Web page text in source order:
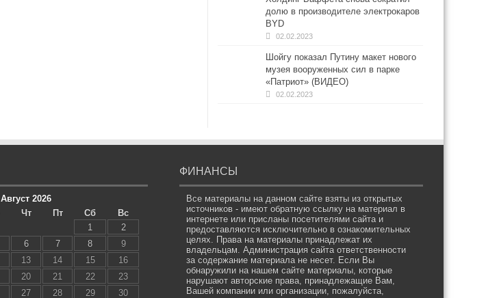
долю в производителе электрокаров
BYD
02.02.2023
Шойгу показал Путину макет нового
музея вооруженных сил в парке
«Патриот» (ВИДЕО)
02.02.2023
Август 2026
Чт Пт Сб
Вс
1
2
6 7 8
9
13 14 15
16
20 21 22
23
27 28 29 30
ФИНАНСЫ
Все материалы на данном сайте взяты из открытых
источников - имеют обратную ссылку на материал в
интернете или присланы посетителями сайта и
предоставляются исключительно в ознакомительных
целях. Права на материалы принадлежат их
владельцам. Администрация сайта ответственности
за содержание материала не несет. Если Вы
обнаружили на нашем сайте материалы, которые
нарушают авторские права, принадлежащие Вам,
Вашей компании или организации, пожалуйста,